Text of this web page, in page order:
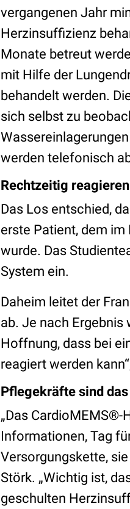
vergangenen Jahr
Herzinsuffizienz
Monate betreut
mit Hilfe der
behandelt werden.
sich selbst zu
werden telefonisch
Rechtzeitig
Das Los entschied,
erste Patient, dem im
wurde. Das
System ein.
Daheim leitet der
ab. Je nach Ergebnis
Hoffnung, dass bei
reagiert werden
Pflegekräfte sind
„Das CardioMEMS®-
Informationen, Tag
Versorgungskette,
Störk. „Wichtig ist,
geschulten